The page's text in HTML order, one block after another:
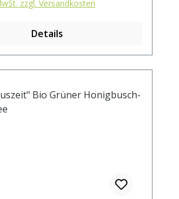
zzgl. Versandkosten
Details